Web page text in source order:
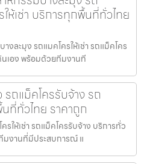
ห้เช่า บริการทุกพื้นที่ทั่วไทย
งละมุง รถแมคโครให้เช่า รถแม็คโคร
นเอง พร้อมด้วยทีมงานที
รถแม็คโครรับจ้าง รถ
ที่ทั่วไทย ราคาถูก
รให้เช่า รถแม็คโครรับจ้าง บริการทั่ว
มงานที่มีประสบการณ์ แ